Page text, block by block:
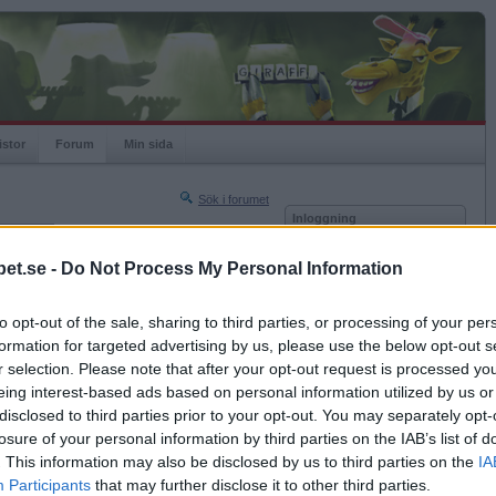
- Do Not Process My Personal Information
opt-out of the sale, sharing to third parties, or processing of your
for targeted advertising by us, please use the below opt-out
selection. Please note that after your opt-out request is processed
interest-based ads based on personal information utilized by us
to third parties prior to your opt-out. You may separately
of your personal information by third parties on the IAB’s list of
This information may also be disclosed by us to third parties on the
Participants that may further disclose it to other third parties.
Forum Min sida
Sök i forumet
Nästa sida »
2023-09-09 12:02
Inloggning
Kom ihåg mig
Glömt ditt lösenord?
Få ny aktiveringslänk
Betapet är gratis!